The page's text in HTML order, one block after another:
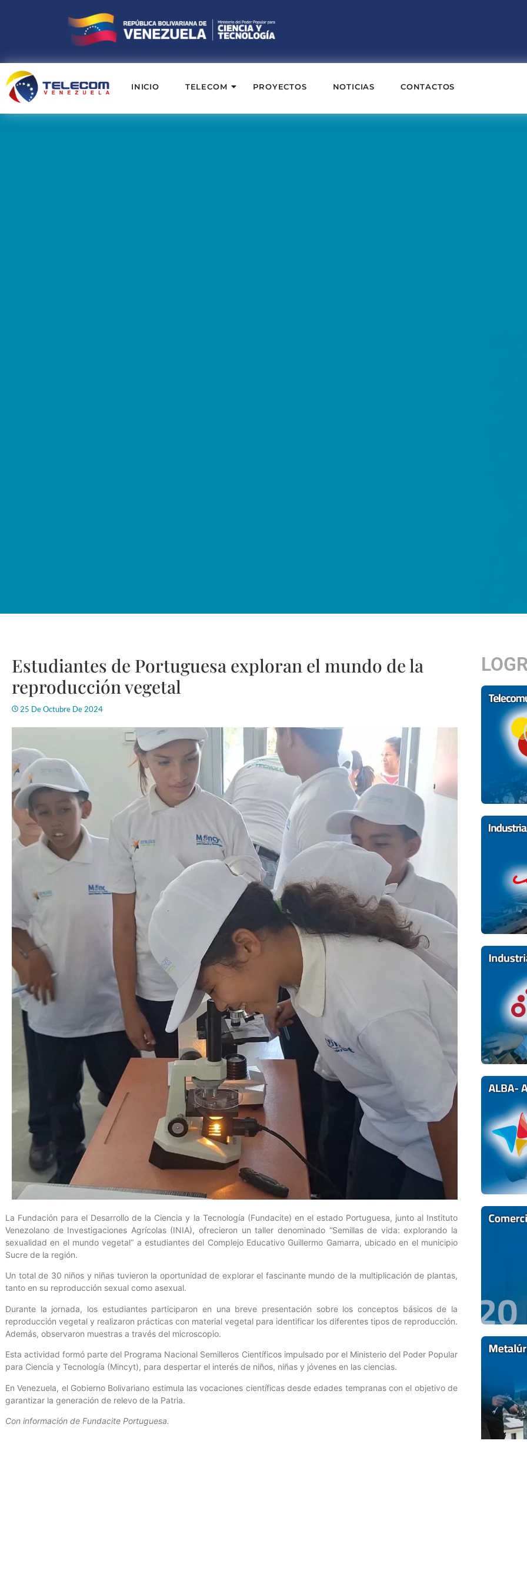
INICIO TELECOM PROYECTOS NOTICIAS CONTACTOS
Estudiantes de Portuguesa exploran el mundo de la
reproducción vegetal
25 De Octubre De 2024
La Fundación para el Desarrollo de la Ciencia y la Tecnología (Fundacite) en el estado Portuguesa, junto al Instituto
Venezolano de Investigaciones Agrícolas (INIA), ofrecieron un taller denominado “Semillas de vida: explorando la
sexualidad en el mundo vegetal” a estudiantes del Complejo Educativo Guillermo Gamarra, ubicado en el municipio
Sucre de la región.
Un total de 30 niños y niñas tuvieron la oportunidad de explorar el fascinante mundo de la multiplicación de plantas,
tanto en su reproducción sexual como asexual.
Durante la jornada, los estudiantes participaron en una breve presentación sobre los conceptos básicos de la
reproducción vegetal y realizaron prácticas con material vegetal para identificar los diferentes tipos de reproducción.
Además, observaron muestras a través del microscopio.
Esta actividad formó parte del Programa Nacional Semilleros Científicos impulsado por el Ministerio del Poder Popular
para Ciencia y Tecnología (Mincyt), para despertar el interés de niños, niñas y jóvenes en las ciencias.
En Venezuela, el Gobierno Bolivariano estimula las vocaciones científicas desde edades tempranas con el objetivo de
garantizar la generación de relevo de la Patria.
Con información de Fundacite Portuguesa.